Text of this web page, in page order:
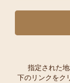
指定された
下のリンクをク